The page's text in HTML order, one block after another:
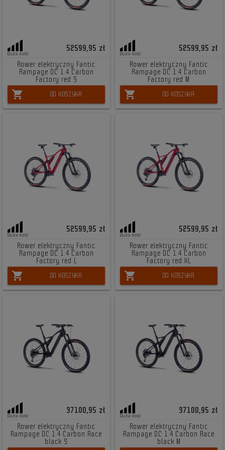
Duża ilość
52599,95 zł
Rower elektryczny Fantic
Rampage DC 1.4 Carbon
Factory red S
shopping_cart DO KOSZYKA
Duża ilość
52599,95 zł
Rower elektryczny Fantic
Rampage DC 1.4 Carbon
Factory red M
shopping_cart DO KOSZYKA
Duża ilość
52599,95 zł
Rower elektryczny Fantic
Rampage DC 1.4 Carbon
Factory red L
shopping_cart DO KOSZYKA
Duża ilość
52599,95 zł
Rower elektryczny Fantic
Rampage DC 1.4 Carbon
Factory red XL
shopping_cart DO KOSZYKA
Duża ilość
37100,95 zł
Rower elektryczny Fantic
Rampage DC 1.4 Carbon Race
black S
Duża ilość
37100,95 zł
Rower elektryczny Fantic
Rampage DC 1.4 Carbon Race
black M